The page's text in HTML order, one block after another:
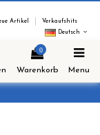
Artikel
Verkaufshits
Deutsch
0
Warenkorb Menu